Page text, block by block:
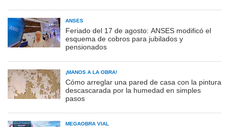
ANSES
Feriado del 17 de agosto: ANSES modificó el
esquema de cobros para jubilados y
pensionados
¡MANOS A LA OBRA!
Cómo arreglar una pared de casa con la pintura
descascarada por la humedad en simples
pasos
MEGAOBRA VIAL